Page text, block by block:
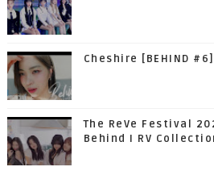
Cheshire [BEHIND #6]
The ReVe Festival
Behind I RV